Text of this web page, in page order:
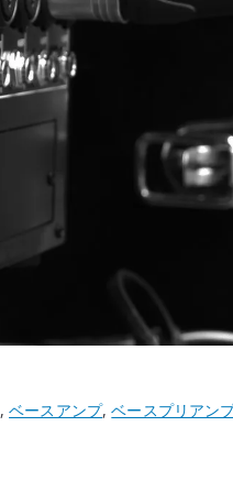
,ベースアンプ,ベースプリアン